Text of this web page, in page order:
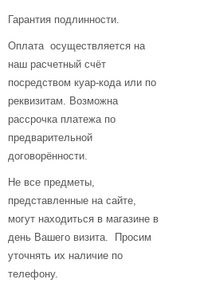
Гарантия подлинности.
Оплата осуществляется на
наш расчетный счёт
посредством куар-кода или по
реквизитам. Возможна
рассрочка платежа по
предварительной
договорённости.
Не все предметы,
представленные на сайте,
могут находиться в магазине в
день Вашего визита. Просим
уточнять их наличие по
телефону.